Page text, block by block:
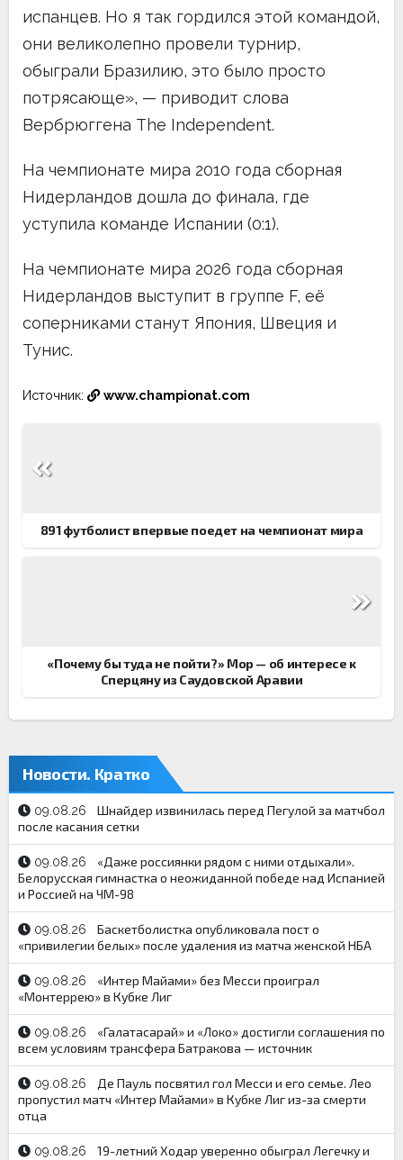
испанцев. Но я так гордился этой командой,
они великолепно провели турнир,
обыграли Бразилию, это было просто
потрясающе», — приводит слова
Вербрюггена The Independent.
На чемпионате мира 2010 года сборная
Нидерландов дошла до финала, где
уступила команде Испании (0:1).
На чемпионате мира 2026 года сборная
Нидерландов выступит в группе F, её
соперниками станут Япония, Швеция и
Тунис.
Источник: www.championat.com
по
891 футболист впервые поедет на чемпионат мира
«Почему бы туда не пойти?» Мор — об интересе к
Сперцяну из Саудовской Аравии
Новости. Кратко
09.08.26
Шнайдер извинилась перед Пегулой за матчбол
после касания сетки
09.08.26
«Даже россиянки рядом с ними отдыхали».
Белорусская гимнастка о неожиданной победе над Испанией
и Россией на ЧМ-98
09.08.26
Баскетболистка опубликовала пост о
«привилегии белых» после удаления из матча женской НБА
09.08.26
«Интер Майами» без Месси проиграл
«Монтеррею» в Кубке Лиг
09.08.26
«Галатасарай» и «Локо» достигли соглашения по
всем условиям трансфера Батракова — источник
09.08.26
Де Пауль посвятил гол Месси и его семье. Лео
пропустил матч «Интер Майами» в Кубке Лиг из-за смерти
отца
09.08.26
19-летний Ходар уверенно обыграл Легечку и